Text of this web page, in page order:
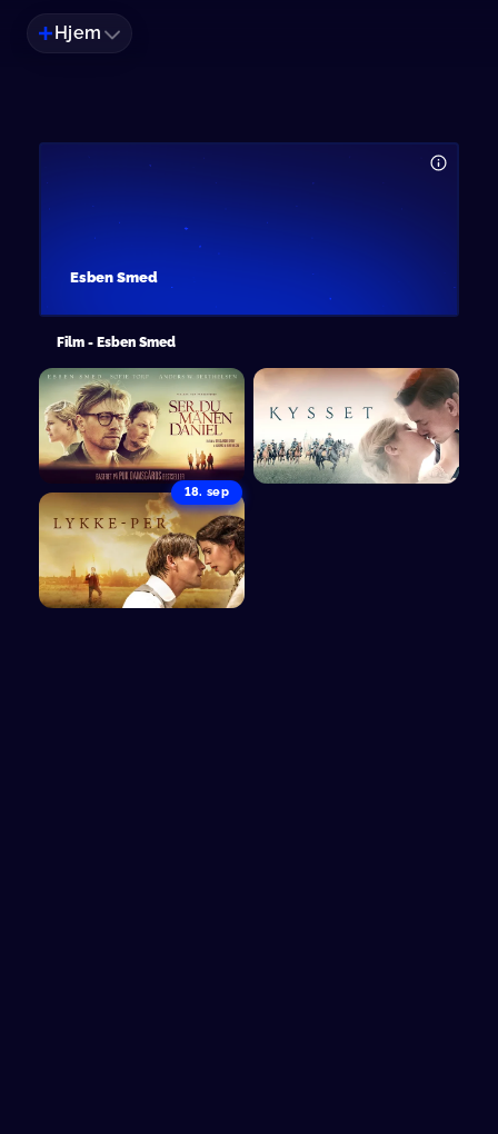
Hjem
Esben Smed
Film - Esben Smed
18. sep